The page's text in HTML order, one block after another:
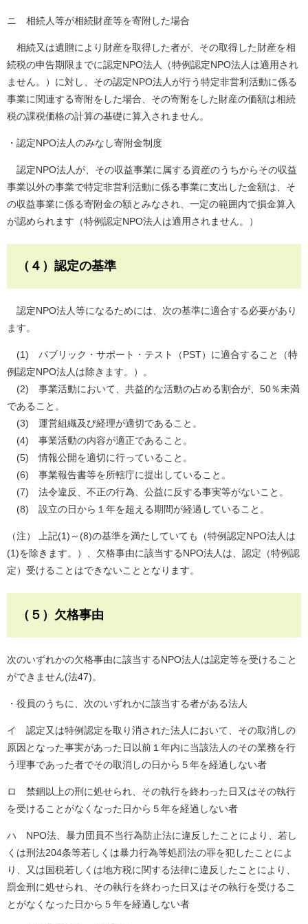
ニ 相続人等が相続財産等を寄附した場合
相続又は遺贈により財産を取得した者が、その取得した財産を相
続税の申告期限までに認定NPO法人（特例認定NPO法人は適用され
ません。）に対し、その認定NPO法人が行う特定非営利活動に係る
事業に関連する寄附をした場合、その寄附をした財産の価額は相続
税の課税価格の計算の基礎に算入されません。
・認定NPO法人のみなし寄附金制度
認定NPO法人が、その収益事業に属する資産のうちからその収益
事業以外の事業で特定非営利活動に係る事業に支出した金額は、そ
の収益事業に係る寄附金の額とみなされ、一定の範囲内で損金算入
が認められます（特例認定NPO法人は適用されません。）
（４）認定の基準
認定NPO法人等になるためには、次の基準に適合する必要があり
ます。
(1) パブリック・サポート・テスト（PST）に適合すること（特
例認定NPO法人は除きます。）。
(2) 事業活動において、共益的な活動の占める割合が、50％未満
であること。
(3) 運営組織及び経理が適切であること。
(4) 事業活動の内容が適正であること。
(5) 情報公開を適切に行っていること。
(6) 事業報告書等を所轄庁に提出していること。
(7) 法令違反、不正の行為、公益に反する事実等がないこと。
(8) 設立の日から１年を超える期間が経過していること。
（注） 上記(1)～(8)の基準を満たしていても（特例認定NPO法人は
(1)を除きます。）、欠格事由に該当するNPO法人は、認定（特例認
定）受けることはできないこととなります。
（５）欠格事由
次のいずれかの欠格事由に該当するNPO法人は認定等を受けること
ができません(法47)。
・役員のうちに、次のいずれかに該当する者がある法人
イ 認定又は特例認定を取り消された法人において、その取消しの
原因となった事実があった日以前１年内に当該法人のその業務を行
う理事であった者でその取消しの日から５年を経過しない者
ロ 禁錮以上の刑に処せられ、その執行を終わった日又はその執行
を受けることがなくなった日から５年を経過しない者
ハ NPO法、暴力団員不当行為防止法に違反したことにより、若し
くは刑法204条等若しくは暴力行為等処罰法の罪を犯したことによ
り、又は国税若しくは地方税に関する法律に違反したことにより、
罰金刑に処せられ、その執行を終わった日又はその執行を受けるこ
とがなくなった日から５年を経過しない者